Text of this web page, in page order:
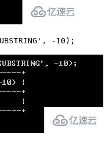
-10);